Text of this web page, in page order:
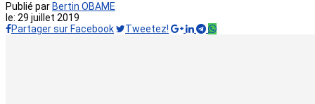
Publié par Bertin OBAME
le: 29 juillet 2019
Partager sur Facebook
Tweetez!